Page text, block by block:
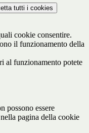
tutti i cookies
cookie consentire.
il funzionamento della
al funzionamento potete
possono essere
pagina della cookie